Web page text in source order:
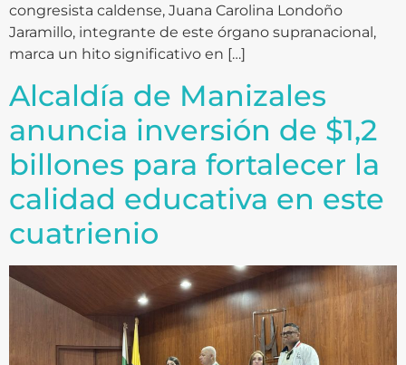
congresista caldense, Juana Carolina Londoño
Jaramillo, integrante de este órgano supranacional,
marca un hito significativo en […]
Alcaldía de Manizales
anuncia inversión de $1,2
billones para fortalecer la
calidad educativa en este
cuatrienio